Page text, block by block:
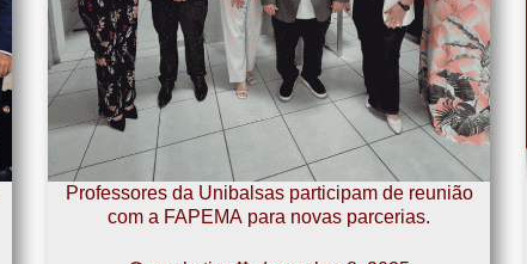
Professores da Unibalsas participam de reunião
com a FAPEMA para novas parcerias.